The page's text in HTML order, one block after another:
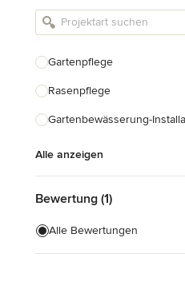
Armaturen & Sanitärbedarf
Einbauschränke
Gartenpflege
Rasenpflege
Gartenbewässerung-
Alle anzeigen
Bewertung (1)
Alle Bewertungen